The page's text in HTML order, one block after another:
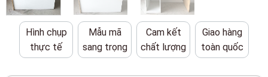
Hình chụp
thực tế
Mẫu mã
sang trọng
Cam kết
chất lượng
Giao hàng
toàn quốc